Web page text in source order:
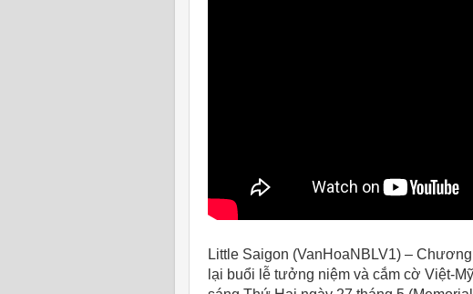
Little Saigon (VanHoaNBLV1) –
lại buổi lễ tưởng niệm và cắm cờ Việt-